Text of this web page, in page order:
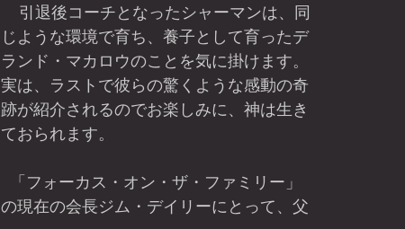
じような環境で育ち、養子として育ったデ
ランド・マカロウのことを気に掛けます。
実は、ラストで彼らの驚くような感動の奇
跡が紹介されるのでお楽しみに、神は生き
ておられます。
の現在の会長ジム・デイリーにとって、父